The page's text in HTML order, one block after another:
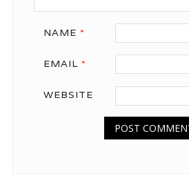
NAME *
EMAIL *
WEBSITE